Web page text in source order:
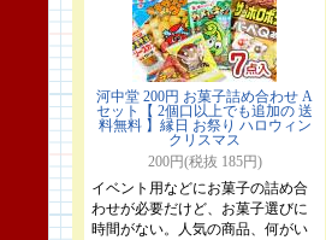
河中堂 200円 お菓子詰め合わせ A
セット【 2個口以上でも追加の 送
料無料 】縁日 お祭り ハロウィン
クリスマス
200円(税抜 185円)
イベント用などにお菓子の詰め合
わせが必要だけど、お菓子選びに
時間がない。人気の商品、何がい